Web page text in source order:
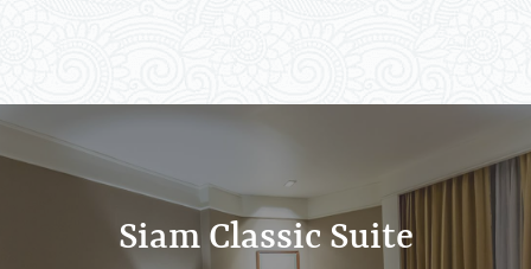
Siam Classic Suite
Siam Classic Suite